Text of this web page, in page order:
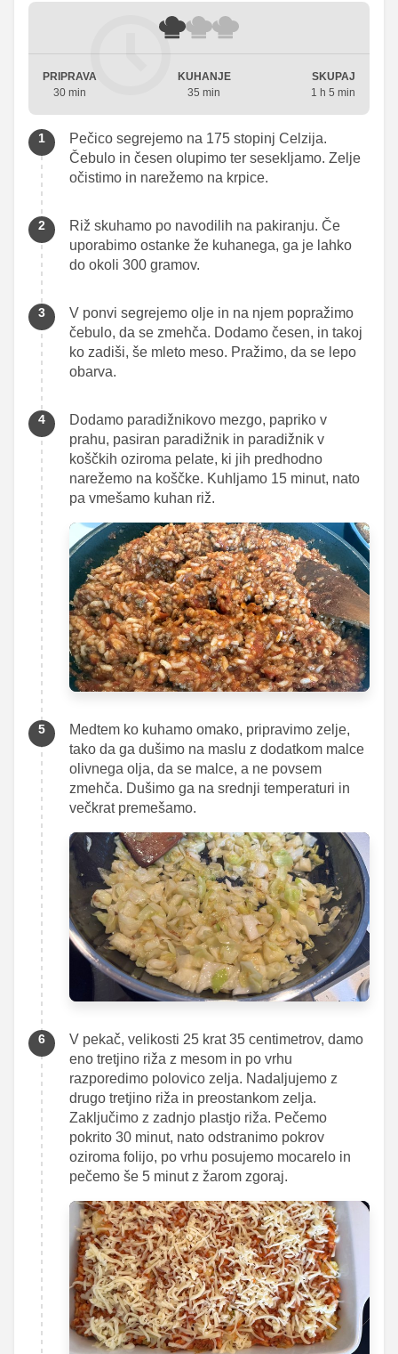
PRIPRAVA
30 min
KUHANJE
35 min
SKUPAJ
1 h 5 min
Pečico segrejemo na 175 stopinj Celzija.
Čebulo in česen olupimo ter sesekljamo. Zelje
očistimo in narežemo na krpice.
Riž skuhamo po navodilih na pakiranju. Če
uporabimo ostanke že kuhanega, ga je lahko
do okoli 300 gramov.
V ponvi segrejemo olje in na njem popražimo
čebulo, da se zmehča. Dodamo česen, in takoj
ko zadiši, še mleto meso. Pražimo, da se lepo
obarva.
Dodamo paradižnikovo mezgo, papriko v
prahu, pasiran paradižnik in paradižnik v
koščkih oziroma pelate, ki jih predhodno
narežemo na koščke. Kuhljamo 15 minut, nato
pa vmešamo kuhan riž.
Medtem ko kuhamo omako, pripravimo zelje,
tako da ga dušimo na maslu z dodatkom malce
olivnega olja, da se malce, a ne povsem
zmehča. Dušimo ga na srednji temperaturi in
večkrat premešamo.
V pekač, velikosti 25 krat 35 centimetrov, damo
eno tretjino riža z mesom in po vrhu
razporedimo polovico zelja. Nadaljujemo z
drugo tretjino riža in preostankom zelja.
Zaključimo z zadnjo plastjo riža. Pečemo
pokrito 30 minut, nato odstranimo pokrov
oziroma folijo, po vrhu posujemo mocarelo in
pečemo še 5 minut z žarom zgoraj.